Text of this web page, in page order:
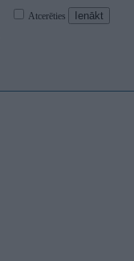
Atcerēties